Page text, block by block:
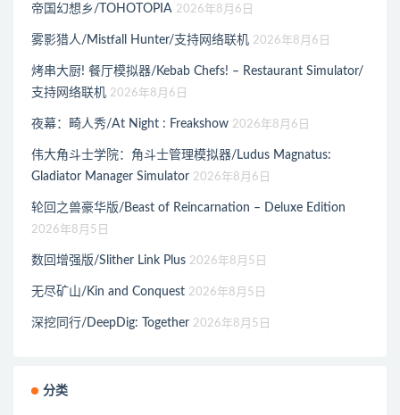
帝国幻想乡/TOHOTOPIA 2026年8月6日
雾影猎人/Mistfall Hunter/支持网络联机 2026年8月6日
烤串大厨! 餐厅模拟器/Kebab Chefs! – Restaurant Simulator/
支持网络联机 2026年8月6日
夜幕：畸人秀/At Night : Freakshow 2026年8月6日
伟大角斗士学院：角斗士管理模拟器/Ludus Magnatus:
Gladiator Manager Simulator 2026年8月6日
轮回之兽豪华版/Beast of Reincarnation – Deluxe Edition
2026年8月5日
数回增强版/Slither Link Plus 2026年8月5日
无尽矿山/Kin and Conquest 2026年8月5日
深挖同行/DeepDig: Together 2026年8月5日
分类